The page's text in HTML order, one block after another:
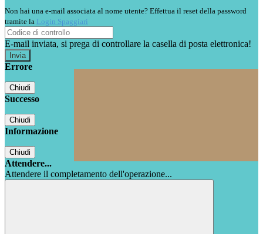
Non hai una e-mail associata al nome utente? Effettua il reset della password
tramite la Login Spaggiari
E-mail inviata, si prega di controllare la casella di posta elettronica!
Errore
Chiudi
Successo
Chiudi
Informazione
Chiudi
Attendere...
Attendere il completamento dell'operazione...